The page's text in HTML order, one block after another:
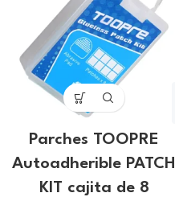
Parches TOOPRE
Autoadherible PATCH
KIT cajita de 8